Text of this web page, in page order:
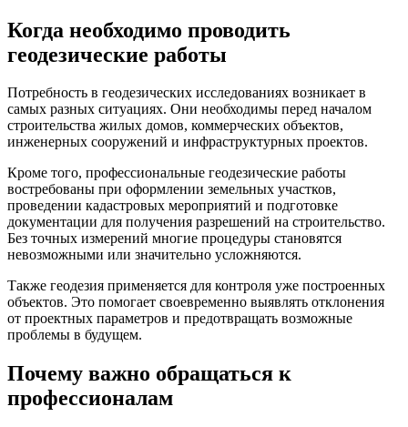
Когда необходимо проводить
геодезические работы
Потребность в геодезических исследованиях возникает в
самых разных ситуациях. Они необходимы перед началом
строительства жилых домов, коммерческих объектов,
инженерных сооружений и инфраструктурных проектов.
Кроме того, профессиональные геодезические работы
востребованы при оформлении земельных участков,
проведении кадастровых мероприятий и подготовке
документации для получения разрешений на строительство.
Без точных измерений многие процедуры становятся
невозможными или значительно усложняются.
Также геодезия применяется для контроля уже построенных
объектов. Это помогает своевременно выявлять отклонения
от проектных параметров и предотвращать возможные
проблемы в будущем.
Почему важно обращаться к
профессионалам